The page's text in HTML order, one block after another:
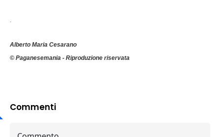
.
Alberto Maria Cesarano
© Paganesemania - Riproduzione riservata
Commenti